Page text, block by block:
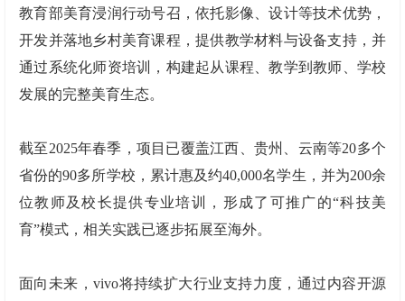
教育部美育浸润行动号召，依托影像、设计等技术优势，
开发并落地乡村美育课程，提供教学材料与设备支持，并
通过系统化师资培训，构建起从课程、教学到教师、学校
发展的完整美育生态。
截至2025年春季，项目已覆盖江西、贵州、云南等20多个
省份的90多所学校，累计惠及约40,000名学生，并为200余
位教师及校长提供专业培训，形成了可推广的“科技美
育”模式，相关实践已逐步拓展至海外。
面向未来，vivo将持续扩大行业支持力度，通过内容开源